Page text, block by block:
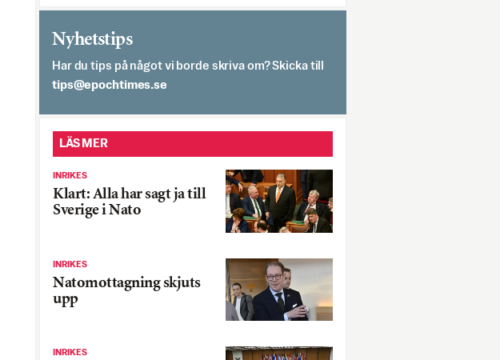
Nyhetstips
Har du tips på något vi borde skriva om? Skicka till
es.semithcope@spit
LÄS MER
INRIKES
Klart: Alla har sagt ja till
Sverige i Nato
INRIKES
Natomottagning skjuts
upp
INRIKES